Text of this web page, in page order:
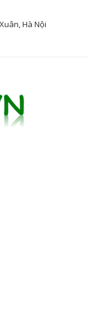
Hà Nội